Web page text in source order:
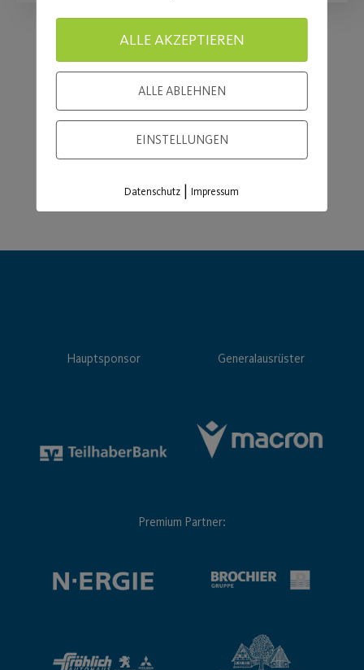
Load More
Hauptsponsor Generalausrüster
Premium Partner:
ALLE AKZEPTIEREN
ALLE ABLEHNEN
EINSTELLUNGEN
Datenschutz |Impressum